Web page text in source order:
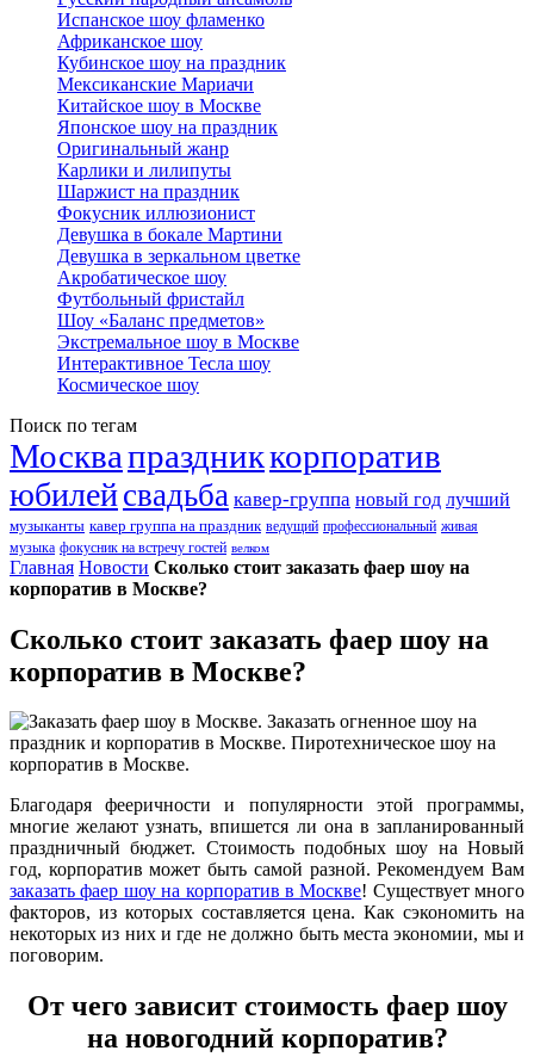
Испанское шоу фламенко
Африканское шоу
Кубинское шоу на праздник
Мексиканские Мариачи
Китайское шоу в Москве
Японское шоу на праздник
Оригинальный жанр
Карлики и лилипуты
Шаржист на праздник
Фокусник иллюзионист
Девушка в бокале Мартини
Девушка в зеркальном цветке
Акробатическое шоу
Футбольный фристайл
Шоу «Баланс предметов»
Экстремальное шоу в Москве
Интерактивное Тесла шоу
Космическое шоу
Поиск по тегам
Москвапраздниккорпоратив
юбилейсвадьба кавер-группа новый год лучший
музыканты кавер группа на праздник ведущий профессиональный живая
музыка фокусник на встречу гостей велком
Главная Новости Сколько стоит заказать фаер шоу на
корпоратив в Москве?
Сколько стоит заказать фаер шоу на
корпоратив в Москве?
Благодаря фееричности и популярности этой программы,
многие желают узнать, впишется ли она в запланированный
праздничный бюджет. Стоимость подобных шоу на Новый
год, корпоратив может быть самой разной. Рекомендуем Вам
заказать фаер шоу на корпоратив в Москве! Существует много
факторов, из которых составляется цена. Как сэкономить на
некоторых из них и где не должно быть места экономии, мы и
поговорим.
От чего зависит стоимость фаер шоу
на новогодний корпоратив?